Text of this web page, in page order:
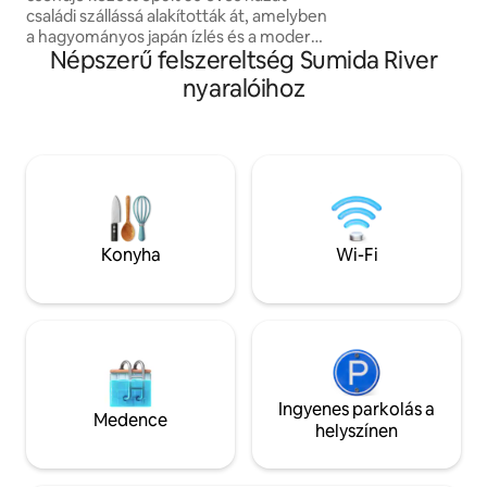
kultúra gyógyító erejét érezheted.
Közvetlen vonatjárat a Narita és a
Haneda repülőtérre. Ginza és Ueno is
könnyen megközelíthető.
családi szállássá alakították át, amelyben
a hagyományos japán ízlés és a modern
kényelem keveredik.Másfajta nyugalmat
és melegséget hoz az utazó számára.
Közlekedési útmutató [Séta] 4 perc
Skytree körülbelül 3 perc (Tobu Skytree
vonal) • Ueno Park körülbelül 5 perc
(Ginza vonal az Ueno állomásig) •
Akihabara körülbelül 8 perc (Tsukuba
van (közvetlen hozzáférés a Ginza
vonalon) • Shibuya körülbelül 35 percre
van (közvetlen hozzáférés a Ginza
vonalhoz) • Roppongi körülbelül 35 perc
(átszállás a Tameike Sannóra→ Namboku
percre Odaibától (Ginza vonal→
hazautazásra. A
főzőeszközök
biztosítunk. ◆Megközelítés ・2 perc
sétára a Seibu
Nagasaki
Körülbelül 5 perc
főbb
Tokió
Népszerű felszereltség Sumida River
nyaralóihoz
Konyha Wi-Fi
Medence
Ingyenes parkolás a
helyszínen